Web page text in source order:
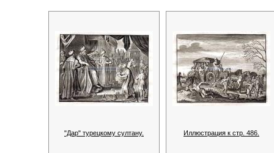
"Дар" турецкому султану. Иллюстрация к стр. 486.